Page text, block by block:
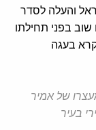
והעלה לסדר
בפני תחילתו
בעגה
של אמיר
בעיר